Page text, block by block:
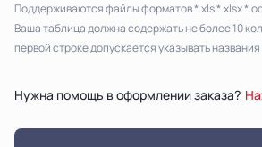
Поддерживаются файлы форматов *.xls *.xlsx
Ваша таблица должна содержать не более 10
первой строке допускается указывать
Нужна помощь в оформлении заказа?